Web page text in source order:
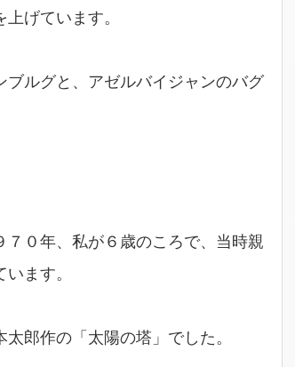
げています。
ルグと、アゼルバイジャンのバグ
０年、私が６歳のころで、当時親
ます。
郎作の「太陽の塔」でした。